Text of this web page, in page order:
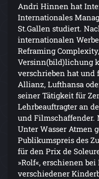
Andri Hinnen hat
Internationales
St.Gallen studiert.
internationalen
Reframing
Versinn(bild)lichung
verschrieben hat und
Allianz, Lufthansa
seiner Tätigkeit für
Lehrbeauftragter an
und
Unter Wasser Atmen
Publikumspreis des
für den Prix de
»Rolf«, erschienen
verschiedener